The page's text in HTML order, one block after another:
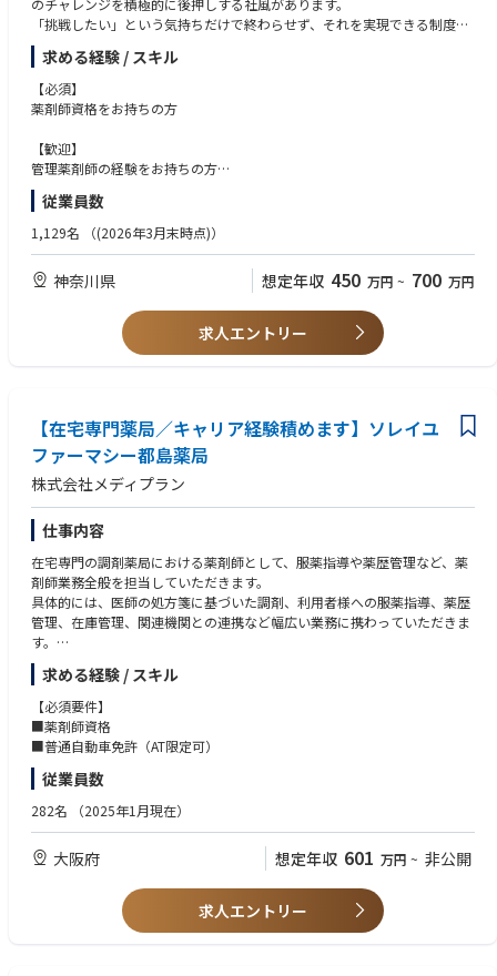
のチャレンジを積極的に後押しする社風があります。
「挑戦したい」という気持ちだけで終わらせず、それを実現できる制度や
環境も整備。
薬剤師として描く理想のキャリアに向かって、一歩ずつ成長できる環境で
す！
管理薬剤師や薬局長など、活躍次第で早期のキャリアアップを目指せる環
境です。
クルーターとして会社の顔となり活躍している社員もおります！
また、中途入社者についても年齢や社歴に関係なく、実力や意欲を正当に
評価。
管理薬剤師・薬局長への登用実績も多数あり、将来的にはラウンダーやエ
リアマネージャーなど、さらなるキャリアアップも可能です。
③業界トップクラスの安定した経営基盤
SHIPグループは、病院・調剤薬局・介護施設など医療・福祉分野に幅広く
■業務内容
調剤・監査・服薬指導・在宅医療など
薬剤師業務全般をお任せ医致します。
求める経験 / スキル
【必須】
薬剤師資格をお持ちの方
【歓迎】
管理薬剤師の経験をお持ちの方
成長企業でキャリアアップしたい方
ノルマなどに縛られず患者様の為に質の高いサポートを行いたい方
従業員数
1,129名 （(2026年3月末時点)）
神奈川県 想定年収 450 万円 ~ 700 万円
求人エントリー
【在宅専門薬局／キャリア経験積めます】ソレイユ
ファーマシー都島薬局
株式会社メディプラン
仕事内容
在宅専門の調剤薬局における薬剤師として、服薬指導や薬歴管理など、薬
剤師業務全般を担当していただきます。
具体的には、医師の処方箋に基づいた調剤、利用者様への服薬指導、薬歴
管理、在庫管理、関連機関との連携など幅広い業務に携わっていただきま
す。
また、利用者様の状態や生活環境を把握し、きめ細やかな服薬指導を行う
ことで、健康維持・増進に貢献していただきます。
将来的には、管理薬剤師として、薬局運営やスタッフ育成にも携わってい
ただくことを期待しています。
在宅医療の現場で、利用者様一人ひとりに寄り添った、質の高い薬剤師業
・服薬指導、薬歴管理、処方監査等、薬剤師業務全般
・利用者様宅、居室への訪問服薬指導
・医師、看護師等との連携による在宅医療の提供
・薬剤管理、在庫管理
求める経験 / スキル
【必須要件】
■薬剤師資格
■普通自動車免許（AT限定可）
従業員数
282名 （2025年1月現在）
大阪府 想定年収 601 万円 ~ 非公開
求人エントリー